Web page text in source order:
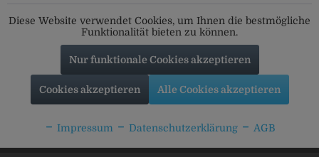
Diese Website verwendet Cookies, um Ihnen die bestmögliche
Funktionalität bieten zu können.
Nur funktionale Cookies akzeptieren
Cookies akzeptieren Alle Cookies akzeptieren
Impressum Datenschutzerklärung AGB